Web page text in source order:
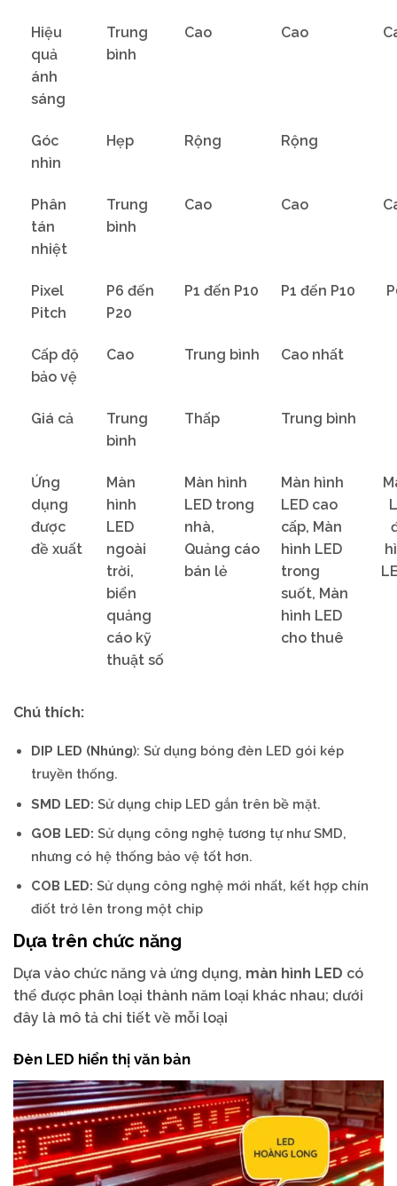
Hiệu
quả
ánh
sáng
Trung
bình
Cao Cao
Góc
nhìn
Hẹp Rộng Rộng
Phân
tán
nhiệt
Trung
bình
Cao Cao
Pixel
Pitch
P6 đến
P20
P1 đến P10 P1 đến P10
Cấp độ
bảo vệ
Cao Trung bình Cao nhất
Giá cả
Trung
bình
Thấp Trung bình
Ứng
dụng
được
đề xuất
Màn
hình
LED
ngoài
trời,
biển
quảng
cáo kỹ
thuật số
Màn hình
LED trong
nhà,
Quảng cáo
bán lẻ
Màn hình
LED cao
cấp, Màn
hình LED
trong
suốt, Màn
hình LED
cho thuê
Chú thích:
DIP LED (Nhúng): Sử dụng bóng đèn LED gói kép
truyền thống.
SMD LED: Sử dụng chip LED gắn trên bề mặt.
GOB LED: Sử dụng công nghệ tương tự như SMD,
nhưng có hệ thống bảo vệ tốt hơn.
COB LED: Sử dụng công nghệ mới nhất, kết hợp chín
điốt trở lên trong một chip
Dựa trên chức năng
Dựa vào chức năng và ứng dụng, màn hình LED có
thể được phân loại thành năm loại khác nhau; dưới
đây là mô tả chi tiết về mỗi loại
Đèn LED hiển thị văn bản